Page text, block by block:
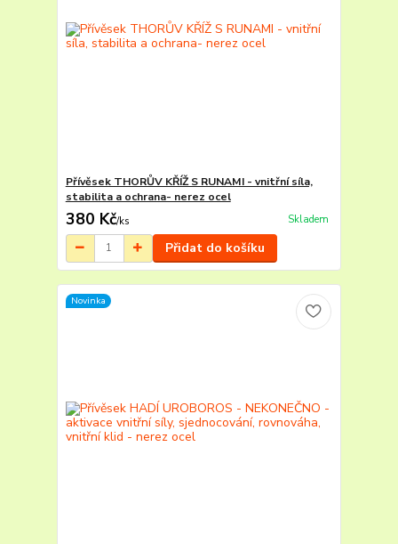
Přívěsek THORŮV KŘÍŽ S RUNAMI - vnitřní síla,
stabilita a ochrana- nerez ocel
380 Kč/ks Skladem
Přidat do košíku
Novinka